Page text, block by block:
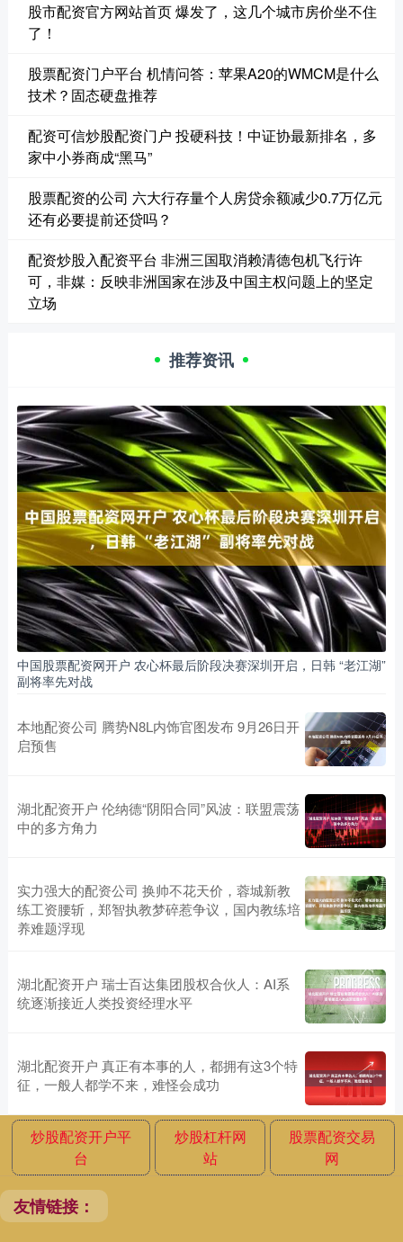
股市配资官方网站首页 爆发了，这几个城市房价坐不住
了！
股票配资门户平台 机情问答：苹果A20的WMCM是什么
技术？固态硬盘推荐
配资可信炒股配资门户 投硬科技！中证协最新排名，多
家中小券商成“黑马”
股票配资的公司 六大行存量个人房贷余额减少0.7万亿元
还有必要提前还贷吗？
配资炒股入配资平台 非洲三国取消赖清德包机飞行许
可，非媒：反映非洲国家在涉及中国主权问题上的坚定
立场
推荐资讯
中国股票配资网开户 农心杯最后阶段决赛深圳开启，日韩 “老江湖”
副将率先对战
本地配资公司 腾势N8L内饰官图发布 9月26日开
启预售
湖北配资开户 伦纳德“阴阳合同”风波：联盟震荡
中的多方角力
实力强大的配资公司 换帅不花天价，蓉城新教
练工资腰斩，郑智执教梦碎惹争议，国内教练培
养难题浮现
湖北配资开户 瑞士百达集团股权合伙人：AI系
统逐渐接近人类投资经理水平
湖北配资开户 真正有本事的人，都拥有这3个特
征，一般人都学不来，难怪会成功
炒股配资开户平
台
炒股杠杆网
站
股票配资交易
网
友情链接：